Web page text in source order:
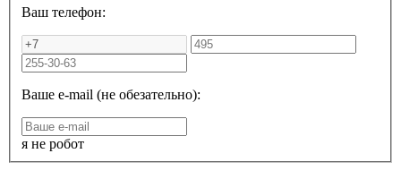
Ваш телефон:
Ваше e-mail (не обезательно):
я не робот